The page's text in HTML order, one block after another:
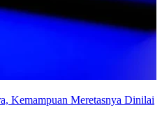
Kemampuan Meretasnya Dinilai